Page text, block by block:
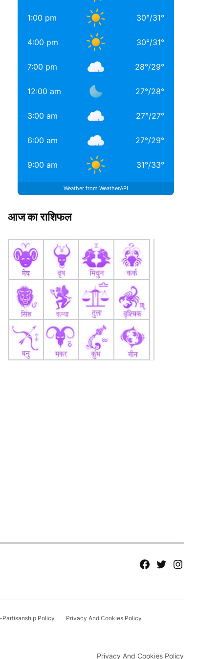
1:00 pm 30°/31°
4:00 pm 30°/31°
7:00 pm 28°/29°
12:00 am 27°/28°
3:00 am 27°/27°
6:00 am 27°/29°
9:00 am 31°/33°
Weather from WeatherAPI
आज का राशिफल
fb Tw tw
Partisanship Policy Privacy And Cookies Policy
Privacy And Cookies Policy